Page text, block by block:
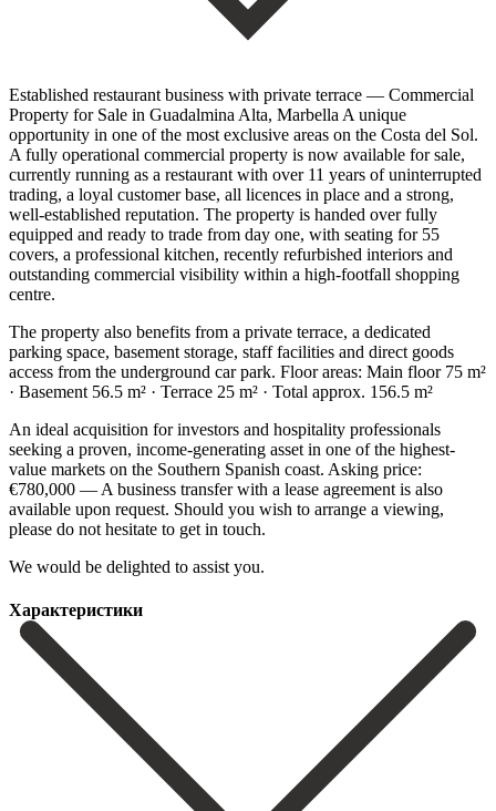
Established restaurant business with private terrace — Commercial
Property for Sale in Guadalmina Alta, Marbella A unique
opportunity in one of the most exclusive areas on the Costa del Sol.
A fully operational commercial property is now available for sale,
currently running as a restaurant with over 11 years of uninterrupted
trading, a loyal customer base, all licences in place and a strong,
well-established reputation. The property is handed over fully
equipped and ready to trade from day one, with seating for 55
covers, a professional kitchen, recently refurbished interiors and
outstanding commercial visibility within a high-footfall shopping
centre.
The property also benefits from a private terrace, a dedicated
parking space, basement storage, staff facilities and direct goods
access from the underground car park. Floor areas: Main floor 75 m²
· Basement 56.5 m² · Terrace 25 m² · Total approx. 156.5 m²
An ideal acquisition for investors and hospitality professionals
seeking a proven, income-generating asset in one of the highest-
value markets on the Southern Spanish coast. Asking price:
€780,000 — A business transfer with ‌a ‌lease ‌agreement ‌is also
‌available upon ‌request. Should you wish to arrange a viewing,
please ‌do not ‌hesitate to ‌get in touch.
‌We ‌would ‌be ‌delighted ‌to ‌assist ‌you.
Характеристики